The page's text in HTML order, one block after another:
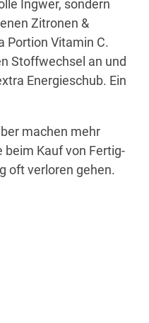
Ingwer, sondern
Zitronen &
Portion Vitamin C.
Stoffwechsel an und
Energieschub. Ein
machen mehr
Kauf von Fertig-
oft verloren gehen.